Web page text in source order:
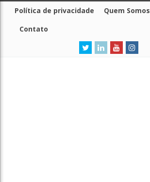
Política de privacidade Quem Somos
Contato